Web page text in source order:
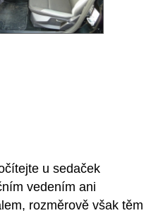
u sedaček
vedením ani
rozměrově však těm